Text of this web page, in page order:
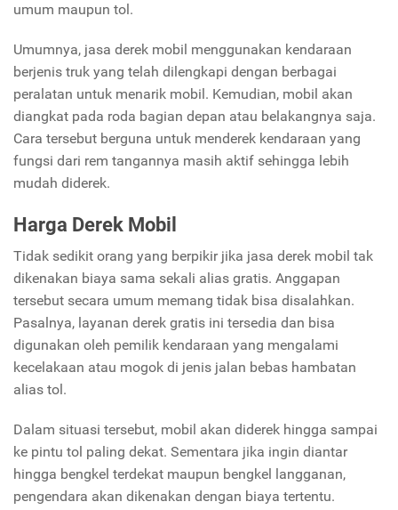
umum maupun tol.
Umumnya, jasa derek mobil menggunakan kendaraan
berjenis truk yang telah dilengkapi dengan berbagai
peralatan untuk menarik mobil. Kemudian, mobil akan
diangkat pada roda bagian depan atau belakangnya saja.
Cara tersebut berguna untuk menderek kendaraan yang
fungsi dari rem tangannya masih aktif sehingga lebih
mudah diderek.
Harga Derek Mobil
Tidak sedikit orang yang berpikir jika jasa derek mobil tak
dikenakan biaya sama sekali alias gratis. Anggapan
tersebut secara umum memang tidak bisa disalahkan.
Pasalnya, layanan derek gratis ini tersedia dan bisa
digunakan oleh pemilik kendaraan yang mengalami
kecelakaan atau mogok di jenis jalan bebas hambatan
alias tol.
Dalam situasi tersebut, mobil akan diderek hingga sampai
ke pintu tol paling dekat. Sementara jika ingin diantar
hingga bengkel terdekat maupun bengkel langganan,
pengendara akan dikenakan dengan biaya tertentu.